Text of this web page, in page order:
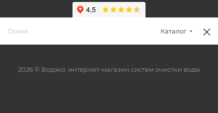
2026 © Водэко: интернет-магазин систем очистки воды
Каталог